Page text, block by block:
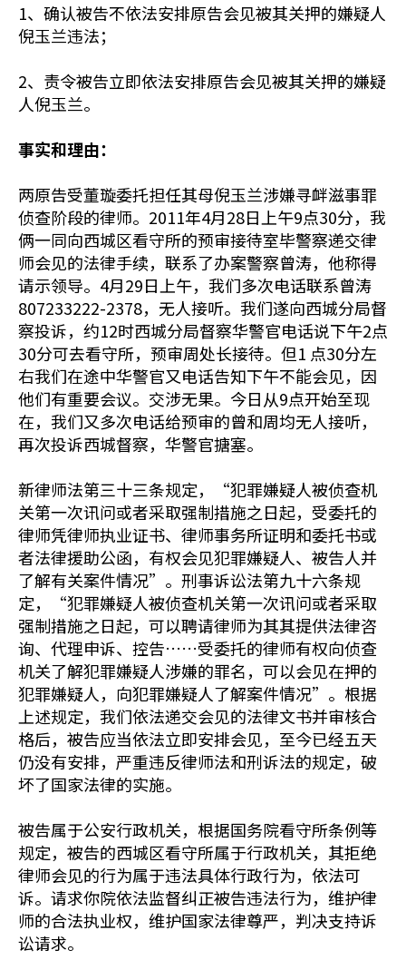
1、确认被告不依法安排原告会见被其关押的嫌疑人
倪玉兰违法；
2、责令被告立即依法安排原告会见被其关押的嫌疑
人倪玉兰。
事实和理由：
两原告受董璇委托担任其母倪玉兰涉嫌寻衅滋事罪
侦查阶段的律师。2011年4月28日上午9点30分，我
俩一同向西城区看守所的预审接待室毕警察递交律
师会见的法律手续，联系了办案警察曾涛，他称得
请示领导。4月29日上午，我们多次电话联系曾涛
807233222-2378，无人接听。我们遂向西城分局督
察投诉，约12时西城分局督察华警官电话说下午2点
30分可去看守所，预审周处长接待。但1 点30分左
右我们在途中华警官又电话告知下午不能会见，因
他们有重要会议。交涉无果。今日从9点开始至现
在，我们又多次电话给预审的曾和周均无人接听，
再次投诉西城督察，华警官搪塞。
新律师法第三十三条规定，“犯罪嫌疑人被侦查机
关第一次讯问或者采取强制措施之日起，受委托的
律师凭律师执业证书、律师事务所证明和委托书或
者法律援助公函，有权会见犯罪嫌疑人、被告人并
了解有关案件情况”。刑事诉讼法第九十六条规
定，“犯罪嫌疑人被侦查机关第一次讯问或者采取
强制措施之日起，可以聘请律师为其其提供法律咨
询、代理申诉、控告……受委托的律师有权向侦查
机关了解犯罪嫌疑人涉嫌的罪名，可以会见在押的
犯罪嫌疑人，向犯罪嫌疑人了解案件情况”。根据
上述规定，我们依法递交会见的法律文书并审核合
格后，被告应当依法立即安排会见，至今已经五天
仍没有安排，严重违反律师法和刑诉法的规定，破
坏了国家法律的实施。
被告属于公安行政机关，根据国务院看守所条例等
规定，被告的西城区看守所属于行政机关，其拒绝
律师会见的行为属于违法具体行政行为，依法可
诉。请求你院依法监督纠正被告违法行为，维护律
师的合法执业权，维护国家法律尊严，判决支持诉
讼请求。